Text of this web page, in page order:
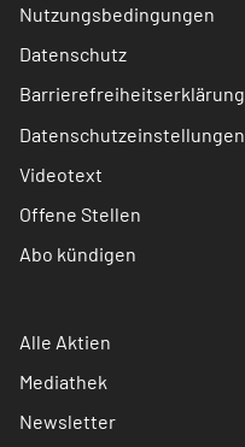
Nutzungsbedingungen
Datenschutz
Barrierefreiheitserklärung
Datenschutzeinstellungen
Videotext
Offene Stellen
Abo kündigen
Alle Aktien
Mediathek
Newsletter